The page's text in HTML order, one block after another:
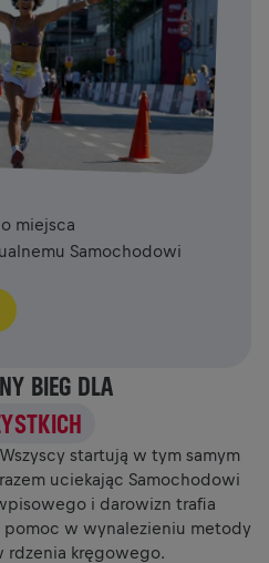
miejsca
Samochodowi
BIEG DLA
startują w tym samym
uciekając Samochodowi
i darowizn trafia
w wynalezieniu metody
rdzenia kręgowego.